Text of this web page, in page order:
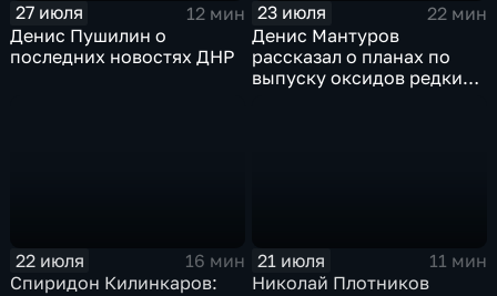
27 июля
12 мин
Денис Пушилин о
последних новостях ДНР
23 июля
22 мин
Денис Мантуров
рассказал о планах по
выпуску оксидов редких
22 июля
16 мин
Спиридон Килинкаров:
21 июля
11 мин
Николай Плотников